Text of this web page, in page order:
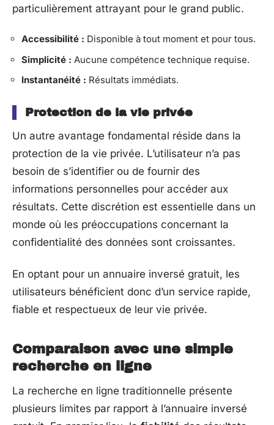
particulièrement attrayant pour le grand public.
Accessibilité : Disponible à tout moment et pour tous.
Simplicité : Aucune compétence technique requise.
Instantanéité : Résultats immédiats.
Protection de la vie privée
Un autre avantage fondamental réside dans la
protection de la vie privée. L’utilisateur n’a pas
besoin de s’identifier ou de fournir des
informations personnelles pour accéder aux
résultats. Cette discrétion est essentielle dans un
monde où les préoccupations concernant la
confidentialité des données sont croissantes.
En optant pour un annuaire inversé gratuit, les
utilisateurs bénéficient donc d’un service rapide,
fiable et respectueux de leur vie privée.
Comparaison avec une simple
recherche en ligne
La recherche en ligne traditionnelle présente
plusieurs limites par rapport à l’annuaire inversé